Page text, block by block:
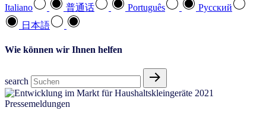
Italiano
普通话 Português
Pусский
日本語
Wie können wir Ihnen helfen
search
Pressemeldungen